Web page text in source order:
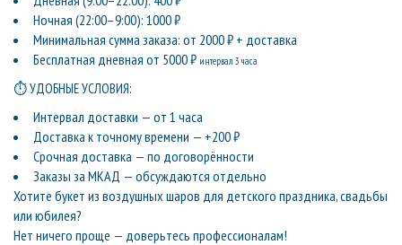
Ночная (22:00–9:00): 1000 ₽
Минимальная сумма заказа: от 2000 ₽ + доставка
Бесплатная дневная от 5000 ₽ интервал 3 часа
⏱ УДОБНЫЕ УСЛОВИЯ:
Интервал доставки — от 1 часа
Доставка к точному времени — +200 ₽
Срочная доставка — по договорённости
Заказы за МКАД — обсуждаются отдельно
Хотите букет из воздушных шаров для детского праздника, свадьбы
или юбилея?
Нет ничего проще — доверьтесь профессионалам!